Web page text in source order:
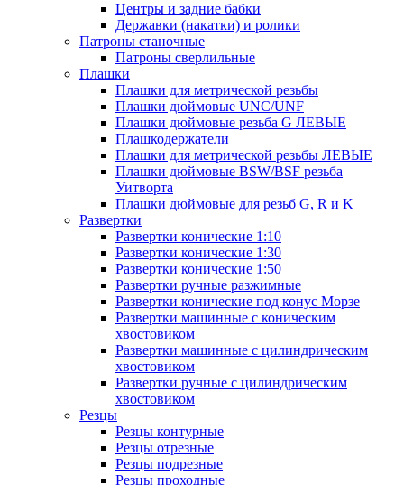
Центры и задние бабки
Державки (накатки) и ролики
Патроны станочные
Патроны сверлильные
Плашки
Плашки для метрической резьбы
Плашки дюймовые UNC/UNF
Плашки дюймовые резьба G ЛЕВЫЕ
Плашкодержатели
Плашки для метрической резьбы ЛЕВЫЕ
Плашки дюймовые BSW/BSF резьба
Уитворта
Плашки дюймовые для резьб G, R и K
Развертки
Развертки конические 1:10
Развертки конические 1:30
Развертки конические 1:50
Развертки ручные разжимные
Развертки конические под конус Морзе
Развертки машинные с коническим
хвостовиком
Развертки машинные с цилиндрическим
хвостовиком
Развертки ручные с цилиндрическим
хвостовиком
Резцы
Резцы контурные
Резцы отрезные
Резцы подрезные
Резцы проходные